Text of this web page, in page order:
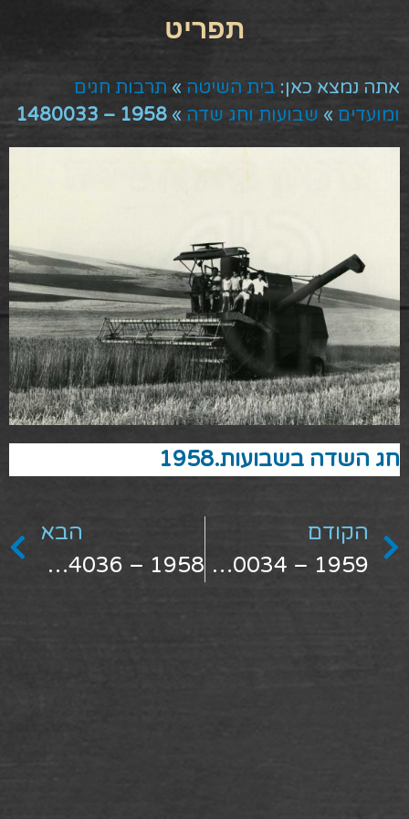
אתה נמצא כאן: בית השיטה » תרבות חגים
ומועדים » שבועות וחג שדה »
1958 – 1480033
חג השדה בשבועות.1958
הקודם
1959 – 1480034
הבא
1958 – 1474036